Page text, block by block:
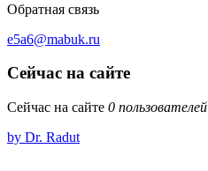
Обратная связь
e5a6@mabuk.ru
Сейчас на сайте
Сейчас на сайте 0 пользователей
by Dr. Radut